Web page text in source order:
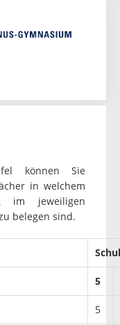
können Sie
in welchem
im jeweiligen
belegen sind.
5
5